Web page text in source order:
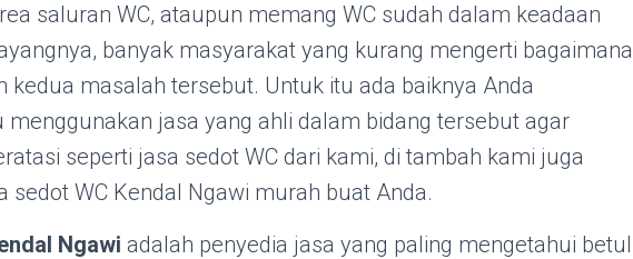
saluran WC, ataupun memang WC sudah dalam keadaan
banyak masyarakat yang kurang mengerti bagaimana
kedua masalah tersebut. Untuk itu ada baiknya Anda
menggunakan jasa yang ahli dalam bidang tersebut agar
seperti jasa sedot WC dari kami, di tambah kami juga
sedot WC Kendal Ngawi murah buat Anda.
Ngawi adalah penyedia jasa yang paling mengetahui betul